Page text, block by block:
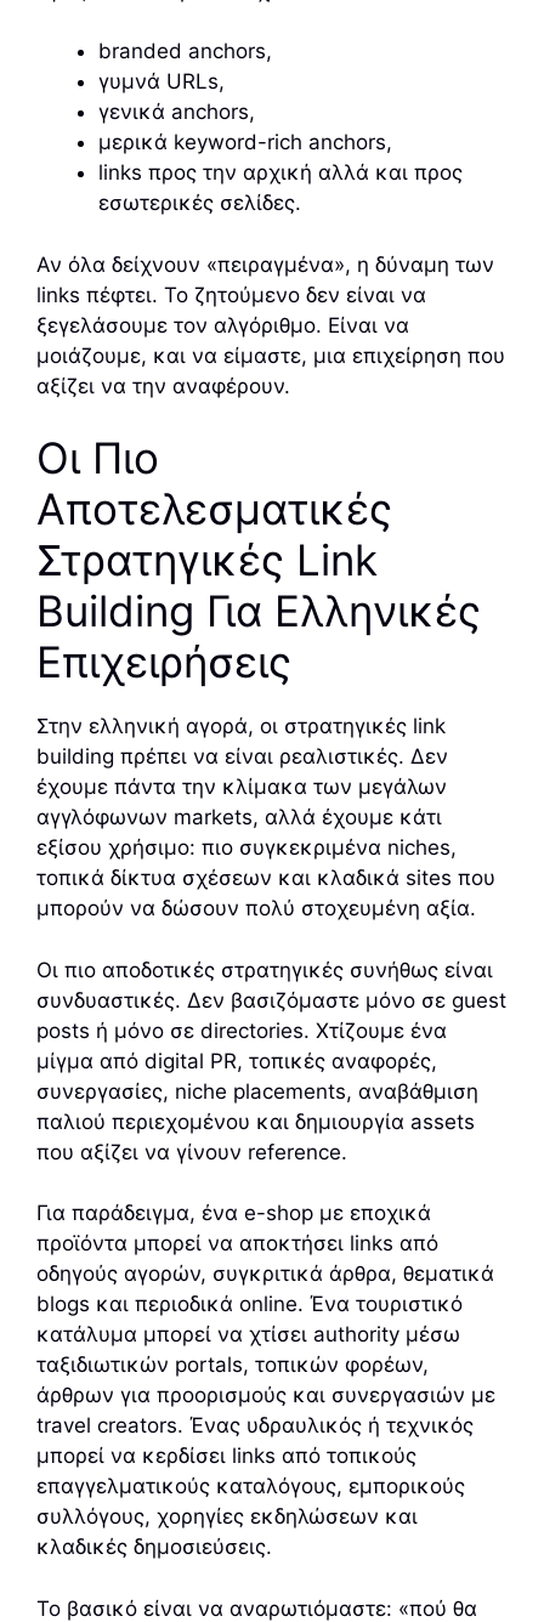
branded anchors,
γυμνά URLs,
γενικά anchors,
μερικά keyword-rich anchors,
links προς την αρχική αλλά και προς
εσωτερικές σελίδες.
Αν όλα δείχνουν «πειραγμένα», η δύναμη των
links πέφτει. Το ζητούμενο δεν είναι να
ξεγελάσουμε τον αλγόριθμο. Είναι να
μοιάζουμε, και να είμαστε, μια επιχείρηση που
αξίζει να την αναφέρουν.
Οι Πιο
Αποτελεσματικές
Στρατηγικές Link
Building Για Ελληνικές
Επιχειρήσεις
Στην ελληνική αγορά, οι στρατηγικές link
building πρέπει να είναι ρεαλιστικές. Δεν
έχουμε πάντα την κλίμακα των μεγάλων
αγγλόφωνων markets, αλλά έχουμε κάτι
εξίσου χρήσιμο: πιο συγκεκριμένα niches,
τοπικά δίκτυα σχέσεων και κλαδικά sites που
μπορούν να δώσουν πολύ στοχευμένη αξία.
Οι πιο αποδοτικές στρατηγικές συνήθως είναι
συνδυαστικές. Δεν βασιζόμαστε μόνο σε guest
posts ή μόνο σε directories. Χτίζουμε ένα
μίγμα από digital PR, τοπικές αναφορές,
συνεργασίες, niche placements, αναβάθμιση
παλιού περιεχομένου και δημιουργία assets
που αξίζει να γίνουν reference.
Για παράδειγμα, ένα e-shop με εποχικά
προϊόντα μπορεί να αποκτήσει links από
οδηγούς αγορών, συγκριτικά άρθρα, θεματικά
blogs και περιοδικά online. Ένα τουριστικό
κατάλυμα μπορεί να χτίσει authority μέσω
ταξιδιωτικών portals, τοπικών φορέων,
άρθρων για προορισμούς και συνεργασιών με
travel creators. Ένας υδραυλικός ή τεχνικός
μπορεί να κερδίσει links από τοπικούς
επαγγελματικούς καταλόγους, εμπορικούς
συλλόγους, χορηγίες εκδηλώσεων και
κλαδικές δημοσιεύσεις.
Το βασικό είναι να αναρωτιόμαστε: «πού θα